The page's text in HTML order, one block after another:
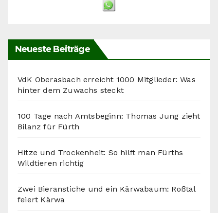
Neueste Beiträge
VdK Oberasbach erreicht 1000 Mitglieder: Was
hinter dem Zuwachs steckt
100 Tage nach Amtsbeginn: Thomas Jung zieht
Bilanz für Fürth
Hitze und Trockenheit: So hilft man Fürths
Wildtieren richtig
Zwei Bieranstiche und ein Kärwabaum: Roßtal
feiert Kärwa